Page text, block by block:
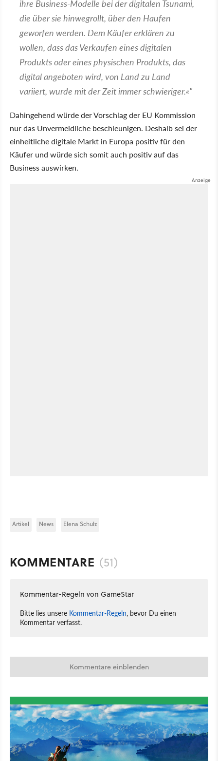
ihre Business-Modelle bei der digitalen Tsunami,
die über sie hinwegrollt, über den Haufen
geworfen werden. Dem Käufer erklären zu
wollen, dass das Verkaufen eines digitalen
Produkts oder eines physischen Produkts, das
digital angeboten wird, von Land zu Land
variiert, wurde mit der Zeit immer schwieriger.«"
Dahingehend würde der Vorschlag der EU Kommission
nur das Unvermeidliche beschleunigen. Deshalb sei der
einheitliche digitale Markt in Europa positiv für den
Käufer und würde sich somit auch positiv auf das
Business auswirken.
Artikel News Elena Schulz
KOMMENTARE (51)
Kommentar-Regeln von GameStar
Bitte lies unsere Kommentar-Regeln, bevor Du einen
Kommentar verfasst.
Kommentare einblenden